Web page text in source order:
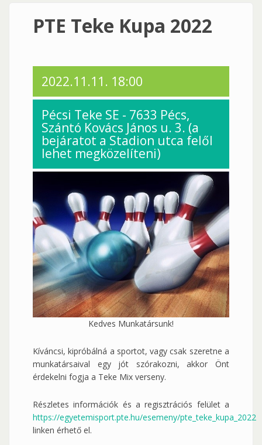
PTE Teke Kupa 2022
2022.11.11. 18:00
Pécsi Teke SE - 7633 Pécs,
Szántó Kovács János u. 3. (a
bejáratot a Stadion utca felől
lehet megközelíteni)
Kedves Munkatársunk!
Kíváncsi, kipróbálná a sportot, vagy csak szeretne a
munkatársaival egy jót szórakozni, akkor Önt
érdekelni fogja a Teke Mix verseny.
Részletes információk és a regisztrációs felület a
https://egyetemisport.pte.hu/esemeny/pte_teke_kupa_2022
linken érhető el.